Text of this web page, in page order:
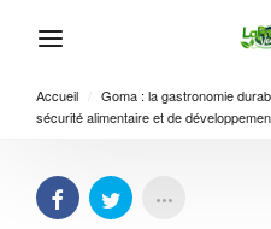
Accueil
Goma : la gastronomie
sécurité alimentaire et de